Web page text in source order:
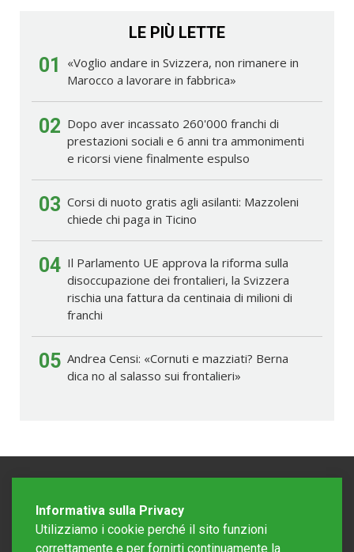
LE PIÙ LETTE
01
«Voglio andare in Svizzera, non rimanere in
Marocco a lavorare in fabbrica»
02 Dopo aver incassato 260'000 franchi di
prestazioni sociali e 6 anni tra ammonimenti
e ricorsi viene finalmente espulso
03 Corsi di nuoto gratis agli asilanti: Mazzoleni
chiede chi paga in Ticino
04 Il Parlamento UE approva la riforma sulla
disoccupazione dei frontalieri, la Svizzera
rischia una fattura da centinaia di milioni di
franchi
05 Andrea Censi: «Cornuti e mazziati? Berna
dica no al salasso sui frontalieri»
Informativa sulla Privacy
Utilizziamo i cookie perché il sito funzioni
correttamente e per fornirti continuamente la